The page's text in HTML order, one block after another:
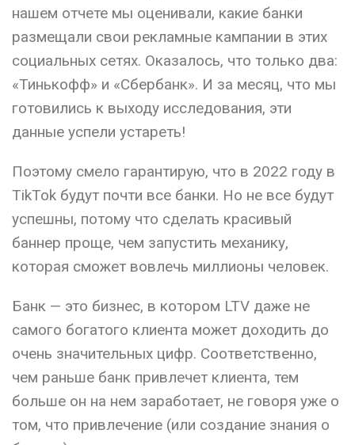
нашем отчете мы оценивали, какие банки
размещали свои рекламные кампании в этих
социальных сетях. Оказалось, что только два:
«Тинькофф» и «Сбербанк». И за месяц, что мы
готовились к выходу исследования, эти
данные успели устареть!
Поэтому смело гарантирую, что в 2022 году в
TikTok будут почти все банки. Но не все будут
успешны, потому что сделать красивый
баннер проще, чем запустить механику,
которая сможет вовлечь миллионы человек.
Банк — это бизнес, в котором LTV даже не
самого богатого клиента может доходить до
очень значительных цифр. Соответственно,
чем раньше банк привлечет клиента, тем
больше он на нем заработает, не говоря уже о
том, что привлечение (или создание знания о